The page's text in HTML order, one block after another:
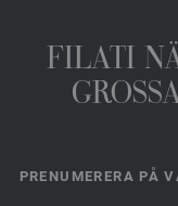
FILATI
PRENUMERERA PÅ